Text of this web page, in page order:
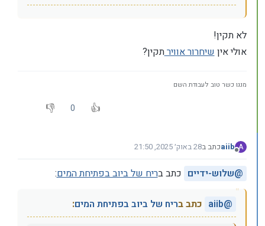
לא תקין!
אולי אין שיחרור אווירתקין?
מנגו כשר טוב לעבודת השם
0
A
מנותק
aiibכתב ב28 באוק׳ 2025, 21:50
נערך לאחרונה על ידי
@שלוש-ידיים כתב בריח של ביוב בפתיחת המים:
@
aiib כתב בריח של ביוב בפתיחת המים: